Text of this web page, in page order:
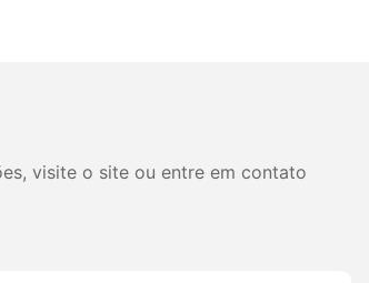
visite o site ou entre em contato